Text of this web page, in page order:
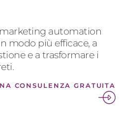
automation
modo più efficace, a
e a trasformare i
CONSULENZA GRATUITA